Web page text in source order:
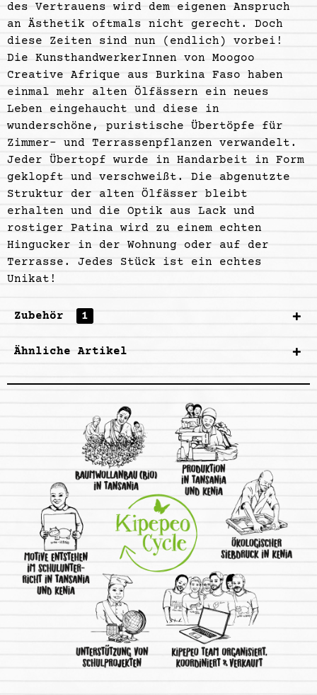
des Vertrauens wird dem eigenen Anspruch
an Ästhetik oftmals nicht gerecht. Doch
diese Zeiten sind nun (endlich) vorbei!
Die KunsthandwerkerInnen von Moogoo
Creative Afrique aus Burkina Faso haben
einmal mehr alten Ölfässern ein neues
Leben eingehaucht und diese in
wunderschöne, puristische Übertöpfe für
Zimmer- und Terrassenpflanzen verwandelt.
Jeder Übertopf wurde in Handarbeit in Form
geklopft und verschweißt. Die abgenutzte
Struktur der alten Ölfässer bleibt
erhalten und die Optik aus Lack und
rostiger Patina wird zu einem echten
Hingucker in der Wohnung oder auf der
Terrasse. Jedes Stück ist ein echtes
Unikat!
Zubehör 1
Ähnliche Artikel